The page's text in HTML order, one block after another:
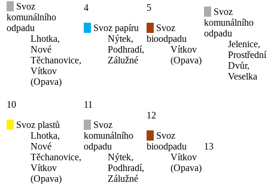
Svoz
komunálního
odpadu
Lhotka,
Nové
Těchanovice,
Vítkov
(Opava)
4
Svoz papíru
Nýtek,
Podhradí,
Zálužné
5
Svoz
bioodpadu
Vítkov
(Opava)
Svoz
komunálního
odpadu
Jelenice,
Prostřední
Dvůr,
Veselka
10
Svoz plastů
Lhotka,
Nové
Těchanovice,
Vítkov
(Opava)
11
Svoz
komunálního
odpadu
Nýtek,
Podhradí,
Zálužné
12
Svoz
bioodpadu
Vítkov
(Opava)
13